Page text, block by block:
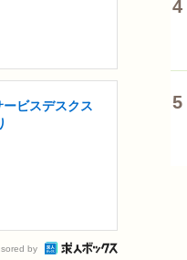
ビスデスクス
by